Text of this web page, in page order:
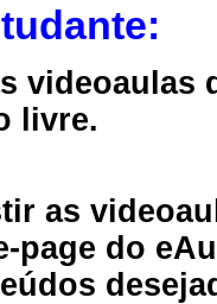
videoaulas
livre.
as
page do